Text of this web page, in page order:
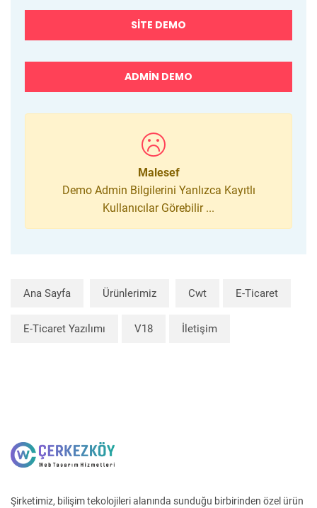
SITE DEMO
ADMIN DEMO
Malesef
Demo Admin Bilgilerini Yanlızca Kayıtlı
Kullanıcılar Görebilir ...
Ana Sayfa Ürünlerimiz Cwt E-Ticaret
E-Ticaret Yazılımı V18 İletişim
Şirketimiz, bilişim tekolojileri alanında sunduğu birbirinden özel ürün